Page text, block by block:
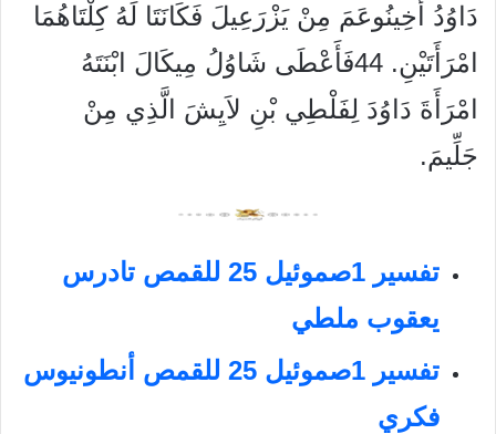
دَاوُدُ أَخِينُوعَمَ مِنْ يَزْرَعِيلَ فَكَانَتَا لَهُ كِلْتَاهُمَا
امْرَأَتَيْنِ. 44فَأَعْطَى شَاوُلُ مِيكَالَ ابْنَتَهُ
امْرَأَةَ دَاوُدَ لِفَلْطِي بْنِ لاَيِشَ الَّذِي مِنْ
جَلِّيمَ.
تفسير 1صموئيل 25 للقمص تادرس
يعقوب ملطي
تفسير 1صموئيل 25 للقمص أنطونيوس
فكري